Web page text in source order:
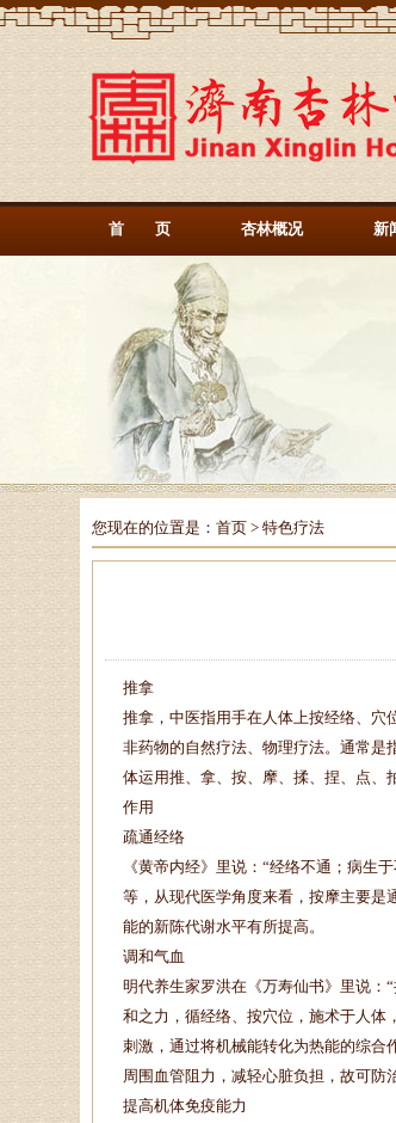
首 页 杏林概况 新
您现在的位置是： 首页 > 特色疗法
推拿
推拿，中医指用手在人体上按经络、穴
非药物的自然疗法、物理疗法。通常是
体运用推、拿、按、摩、揉、捏、点、
作用
疏通经络
《黄帝内经》里说：“经络不通；病生
等，从现代医学角度来看，按摩主要是
能的新陈代谢水平有所提高。
调和气血
明代养生家罗洪在《万寿仙书》里说：
和之力，循经络、按穴位，施术于人体
刺激，通过将机械能转化为热能的综合
周围血管阻力，减轻心脏负担，故可防
提高机体免疫能力